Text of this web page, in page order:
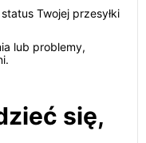
Twojej przesyłki
lub problemy,
się,